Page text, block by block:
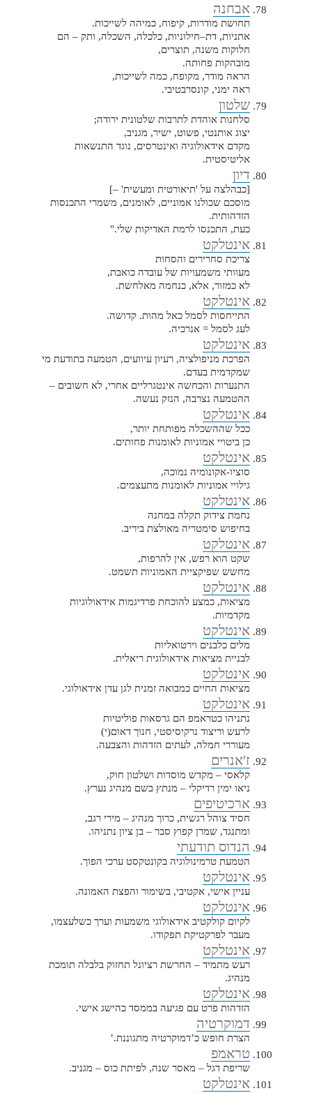
אבחנה
תחושת מודרות, קיפוח, כמיהה לשייכות.
אתניות, דת–חילוניות, כלכלה, השכלה, ותק – הם
חלוקות משנה, תוצרים,
מובהקות פחותה.
הראה מודר, מקופח, כמה לשייכות,
ראה ימני, קונסרבטיבי.
שלטון
סלחנות אוהדת לתרבות שלטונית ירודה;
יצוג אותנטי, פשוט, ישיר, מגניב,
מקדם אידאולוגיה ואינטרסים, נוגד התנשאות
אליטיסטית.
דיון
[כבהלצה על 'תיאורטית ומעשית' –]
מוסכם שכולנו אמוניים, לאומנים, משמרי התכנסות
הזדהותית.
כעת, התכנסו לרמת האדיקות שלי."
אינטלקט
צריכת סחרירים והסחות
מעוותי משמעויות של עובדה כואבת,
לא כמזור, אלא, כנחמה מאלחשת.
אינטלקט
התייחסות לסמל כאל מהות. קדושה.
לעג לסמל = אנרכיה.
אינטלקט
הפרכת מניפולציה, רעיון עיוועים, הטמעה בתודעת מי
שמקדמית בעדם.
התנערות והכחשה אינטגרליים אחרי, לא חשובים –
ההטמעה נצרבה, הנזק נעשה.
אינטלקט
ככל שההשכלה מפותחת יותר,
כן ביטויי אמוניות לאומנות פחותים.
אינטלקט
סוציו-אקונומיה נמוכה,
גילויי אמוניות לאומנות מתעצמים.
אינטלקט
נחמת צידוק תקלה במחנה
בחיפוש סימטריה מאולצת ביריב.
אינטלקט
שקט הוא רפש, אין להרפות,
מחשש שפיקציית האמוניות תשמט.
אינטלקט
מציאות, כמצע להוכחת פרדיגמות אידאולוגיות
מקדמיות.
אינטלקט
מלים כלבנים וירטואליות
לבניית מציאות אידאולוגית ריאלית.
אינטלקט
מציאות החיים כמבואה זמנית לגן עדן אידאולוגי.
אינטלקט
נתניהו כטראמפ הם גרסאות פוליטיות
לרעש וריצוד נרקיסיסטי, חנוך דאום(י)
מעוררי חמלה, לעתים הזדהות והצבעה.
ז'אנרים
קלאסי – מקדש מוסדות ושלטון חוק,
ניאו ימין רדיקלי – מנתץ בשם מנהיג נערץ.
ארכיטיפים
חסיד צוהל רגשית, כרוך מנהיג – מירי רגב,
ומתנגד, שמרן קפוץ סבר – בן ציון נתניהו.
הנדוס תודעתי
הטמעת טרמינולוגיה בקונטקסט ערכי הפוך.
אינטלקט
עניין אישי, אקטיבי, בשימור והפצת האמונה.
אינטלקט
לקיום קולקטיב אידאולוגי משמעות וערך כשלעצמו,
מעבר לפרקטיקת תפקודו.
אינטלקט
רעש מתמיד – החרשת רציונל תחזוק בלבלה תומכת
מנהיג.
אינטלקט
הזדהות פרט עם פגיעה בממסד כהישג אישי.
דמוקרטיה
הצרת חופש כ’דמוקרטיה מתגוננת.’
טראמפ
שריפת דגל – מאסר שנה, לפיתת כוס – מגניב.
אינטלקט